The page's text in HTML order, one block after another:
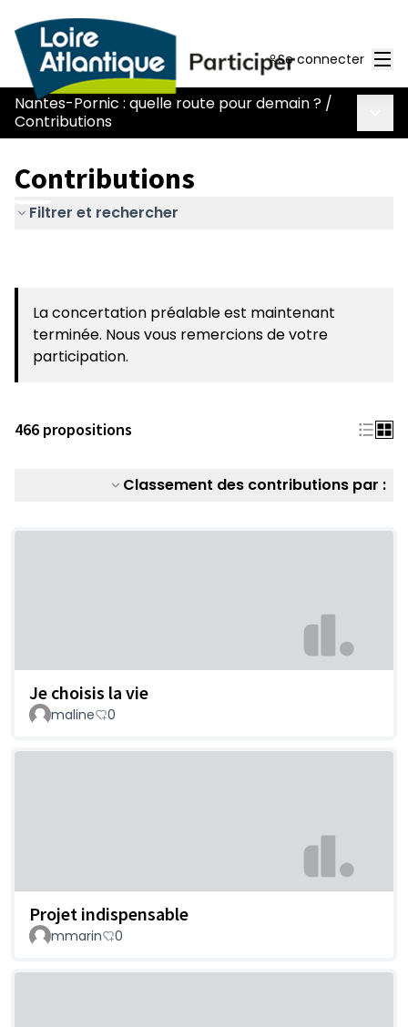
Se connecter
Nantes-Pornic : quelle route pour demain ? /
Contributions
Contributions
Filtrer et rechercher
La concertation préalable est maintenant
terminée. Nous vous remercions de votre
participation.
466 propositions
Classement des contributions par :
Je choisis la vie
maline 0
Projet indispensable
mmarin 0